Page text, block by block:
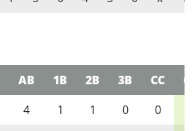
AB 1B 2B 3B CC
4 1 1 0 0